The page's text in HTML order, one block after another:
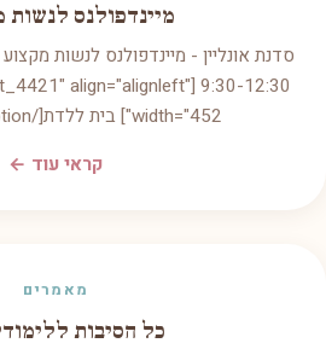
מיינדפולנס לנשות
align="alignleft"
width="452"] בית ללדת[/caption] בתקופה ה
קראי עוד ←
מאמרים
כל הסיבות